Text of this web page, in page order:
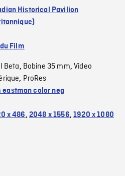
Historical Pavilion
Film
Beta, Bobine 35 mm,Video
, ProRes
eastman color neg
x 486, 2048 x 1556,1920 x 1080